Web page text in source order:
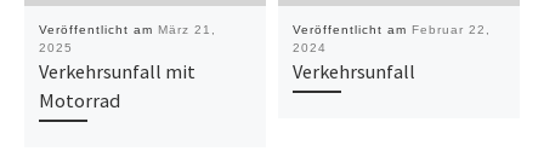
Veröffentlicht am März 21,
2025
Verkehrsunfall mit
Motorrad
Veröffentlicht am Februar 22,
2024
Verkehrsunfall